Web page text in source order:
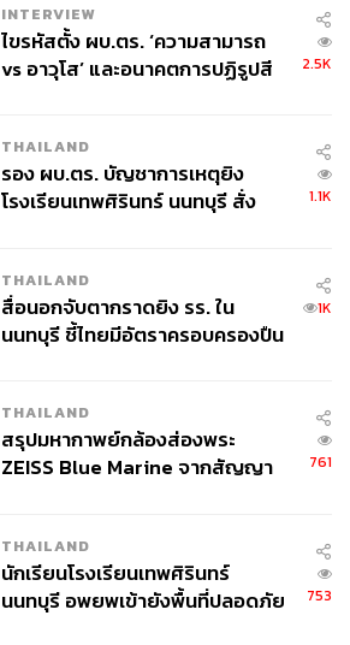
INTERVIEW
ไขรหัสตั้ง ผบ.ตร. ‘ความสามารถ
vs อาวุโส’ และอนาคตการปฏิรูปสี
2.5K
THAILAND
รอง ผบ.ตร. บัญชาการเหตุยิง
โรงเรียนเทพศิรินทร์ นนทบุรี สั่ง
1.1K
THAILAND
สื่อนอกจับตากราดยิง รร. ใน
นนทบุรี ชี้ไทยมีอัตราครอบครองปืน
1K
THAILAND
สรุปมหากาพย์กล้องส่องพระ
ZEISS Blue Marine จากสัญญา
จ่ายหนี้-แอบระบุแบรนด์
761
THAILAND
นักเรียนโรงเรียนเทพศิรินทร์
นนทบุรี อพยพเข้ายังพื้นที่ปลอดภัย
753